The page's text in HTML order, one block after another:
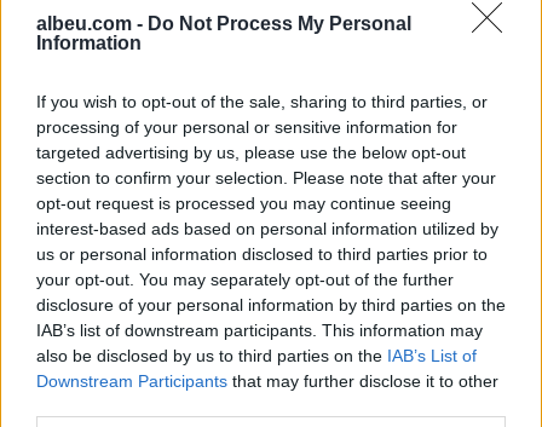
albeu.com - Do Not Process My Personal
Information
If you wish to opt-out of the sale, sharing to third parties, or
processing of your personal or sensitive information for
targeted advertising by us, please use the below opt-out
section to confirm your selection. Please note that after your
opt-out request is processed you may continue seeing
interest-based ads based on personal information utilized by
us or personal information disclosed to third parties prior to
your opt-out. You may separately opt-out of the further
disclosure of your personal information by third parties on the
IAB’s list of downstream participants. This information may
also be disclosed by us to third parties on the IAB’s List of
Downstream Participants that may further disclose it to other
Viniciusit
Shkodër, ndërron jetë në spital
49-vjeçarja, dyshime për
konsumimin e një sasie të
madhe ilaçesh